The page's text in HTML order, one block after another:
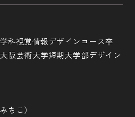
科視覚情報デザインコース卒
阪芸術大学短期大学部デザイン
ちこ）